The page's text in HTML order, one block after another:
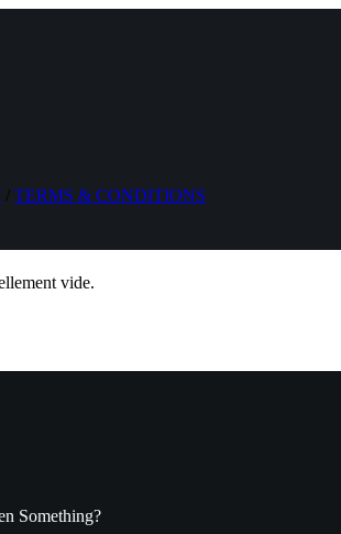
TERMS & CONDITIONS
vide.
Something?